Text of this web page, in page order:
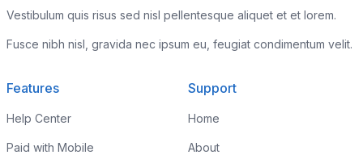
Vestibulum quis risus sed nisl pellentesque aliquet et et lorem.
Fusce nibh nisl, gravida nec ipsum eu, feugiat condimentum velit.
Features
Help Center
Paid with Mobile
Support
Home
About